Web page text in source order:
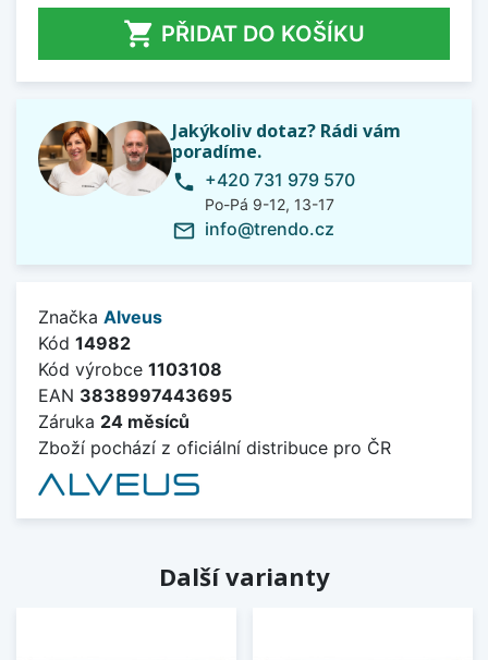
 PŘIDAT DO KOŠÍKU
Jakýkoliv dotaz? Rádi vám
poradíme.
phone +420 731 979 570
Po-Pá 9-12, 13-17
mail_outline info@trendo.cz
Značka Alveus
Kód 14982
Kód výrobce 1103108
EAN 3838997443695
Záruka 24 měsíců
Zboží pochází z oficiální distribuce pro ČR
Další varianty